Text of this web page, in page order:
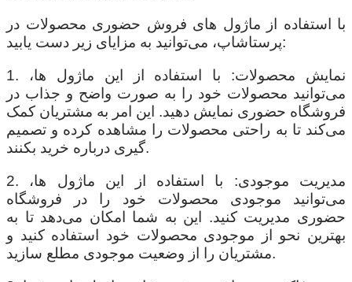
با استفاده از ماژول های فروش حضوری محصولات در
پرستاشاپ، می‌توانید به مزایای زیر دست یابید:
1. نمایش محصولات: با استفاده از این ماژول ها،
می‌توانید محصولات خود را به صورت واضح و جذاب در
فروشگاه حضوری نمایش دهید. این امر به مشتریان کمک
می‌کند تا به راحتی محصولات را مشاهده کرده و تصمیم
گیری درباره خرید بکنند.
2. مدیریت موجودی: با استفاده از این ماژول ها،
می‌توانید موجودی محصولات خود را در فروشگاه
حضوری مدیریت کنید. این به شما امکان می‌دهد تا به
بهترین نحو از موجودی محصولات خود استفاده کنید و
مشتریان را از وضعیت موجودی مطلع سازید.